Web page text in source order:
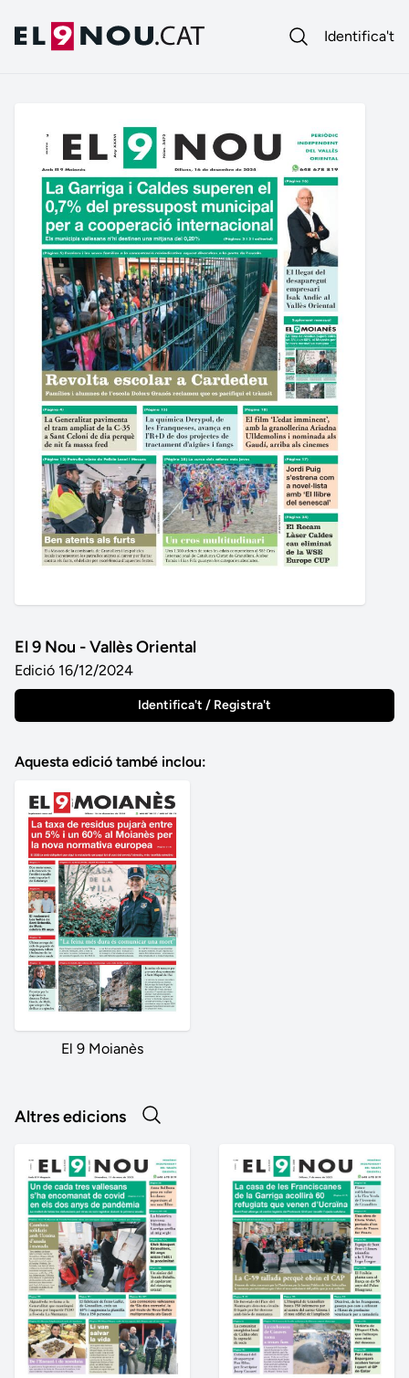
Identifica't
El 9 Nou - Vallès Oriental
Edició 16/12/2024
Identifica't / Registra't
Aquesta edició també inclou:
El 9 Moianès
Altres edicions